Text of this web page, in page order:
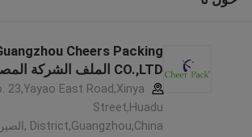
Cheers Packing
CO.,LTD الملف الشركة المصنعة
23,Yayao East Road,Xinya
Street,Huadu
District,Guangzhou,China ,الصين